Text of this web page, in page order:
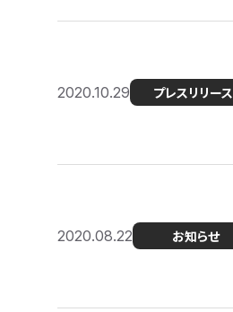
2020.10.29 プレスリリース
2020.08.22 お知らせ